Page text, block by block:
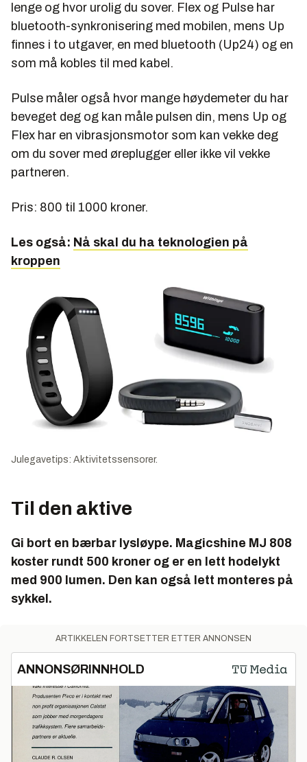
lenge og hvor urolig du sover. Flex og Pulse har
bluetooth-synkronisering med mobilen, mens Up
finnes i to utgaver, en med bluetooth (Up24) og en
som må kobles til med kabel.
Pulse måler også hvor mange høydemeter du har
beveget deg og kan måle pulsen din, mens Up og
Flex har en vibrasjonsmotor som kan vekke deg
om du sover med øreplugger eller ikke vil vekke
partneren.
Pris: 800 til 1000 kroner.
Les også: Nå skal du ha teknologien på
kroppen
Julegavetips: Aktivitetssensorer.
Til den aktive
Gi bort en bærbar lysløype. Magicshine MJ 808
koster rundt 500 kroner og er en lett hodelykt
med 900 lumen. Den kan også lett monteres på
sykkel.
ARTIKKELEN FORTSETTER ETTER ANNONSEN
ANNONSØRINNHOLD